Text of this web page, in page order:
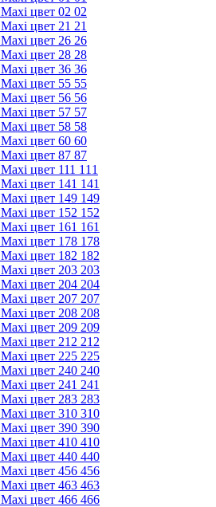
02
21
26
28
36
55
56
57
58
60
87
111
141
149
152
161
178
182
203
204
207
208
209
212
225
240
241
283
310
390
410
440
456
463
466